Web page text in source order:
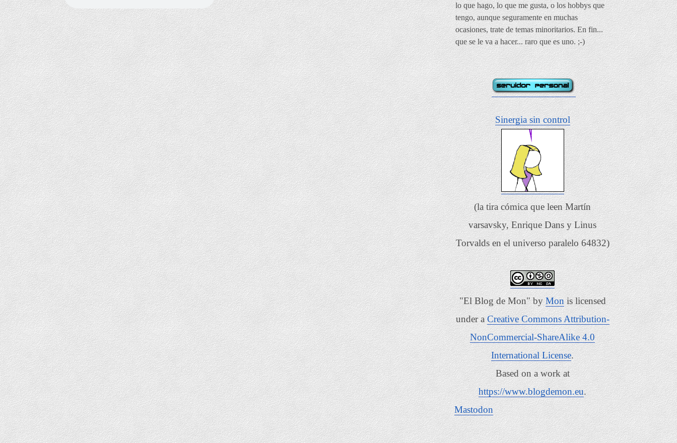
lo que hago, lo que me gusta, o los hobbys que
tengo, aunque seguramente en muchas
ocasiones, trate de temas minoritarios. En fin...
que se le va a hacer... raro que es uno. ;-)
Sinergia sin control
(la tira cómica que leen Martín
varsavsky, Enrique Dans y Linus
Torvalds en el universo paralelo 64832)
"El Blog de Mon"byMonis licensed
under aCreative Commons Attribution-
NonCommercial-ShareAlike 4.0
International License.
Based on a work at
https://www.blogdemon.eu.
Mastodon